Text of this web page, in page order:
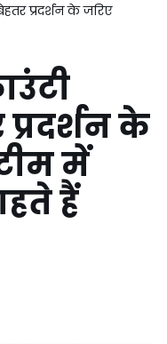
प्रदर्शन के जरिए
के
में
हैं